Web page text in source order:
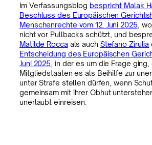
Im Verfassungsblog bespricht Malak
Beschluss des Europäischen
Menschenrechte vom 12. Juni 2025,
nicht vor Pullbacks schützt, und
Matilde Roccaals auch Stefano Zirulia
Entscheidung des Europäischen
Juni 2025 , in der es um die Frage ging,
Mitgliedstaaten es als Beihilfe zur
unter Strafe stellen dürfen, wenn
gemeinsam mit ihrer Obhut
unerlaubt einreisen.